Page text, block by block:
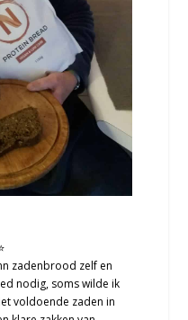
zadenbrood zelf en
nodig, soms wilde ik
voldoende zaden in